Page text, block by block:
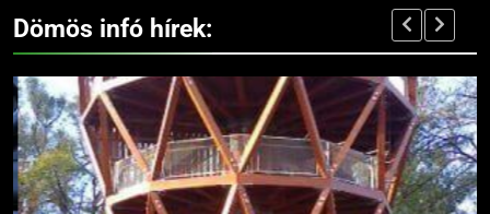
10
Dömös történelmi látnivalói
KIRÁNDULÓKNAK- TURÁZÓKNAK
11
Prédikálószék látnivalói: mit
Dömös infó hírek:
136
Madárles és természetfotózás a
Duna-Ipoly Nemzeti Parkban
KIRÁNDULÓKNAK- TURÁZÓKNAK